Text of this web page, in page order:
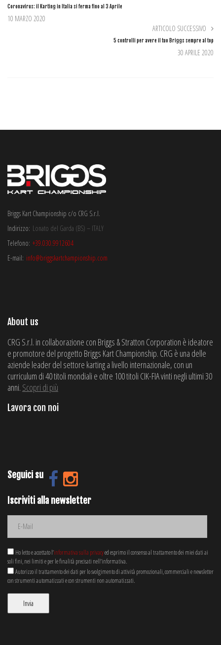
Coronavirus: il Karting in Italia si ferma fino al 3 Aprile
10 MARZO 2020
ARTICOLO SUCCESSIVO
5 controlli per avere il tuo Briggs sempre al top
30 APRILE 2020
Briggs Kart Championship c/o CRG S.r.l.
Indirizzo: Lonato del Garda (BS) – ITALY
Telefono: +39.030.9912604
E-mail: info@briggskartchampionship.com
About us
CRG S.r.l. in collaborazione con Briggs & Stratton Corporation è ideatore
e promotore del progetto Briggs Kart Championship. CRG è una delle
aziende leader del settore karting a livello internazionale, con un
curriculum di 40 titoli mondiali e oltre 100 titoli CIK-FIA vinti negli ultimi 30
anni. Scopri di più
Lavora con noi
Seguici su
Iscriviti alla newsletter
Ho letto e accettato l’informativa sulla privacyed esprimo il consenso al trattamento dei miei dati ai
soli fini, nei limiti e per le finalità precisati nell’informativa.
Autorizzo il trattamento dei dati per lo svolgimento di attività promozionali, commerciali e newsletter
con strumenti automatizzati e con strumenti non automatizzati.